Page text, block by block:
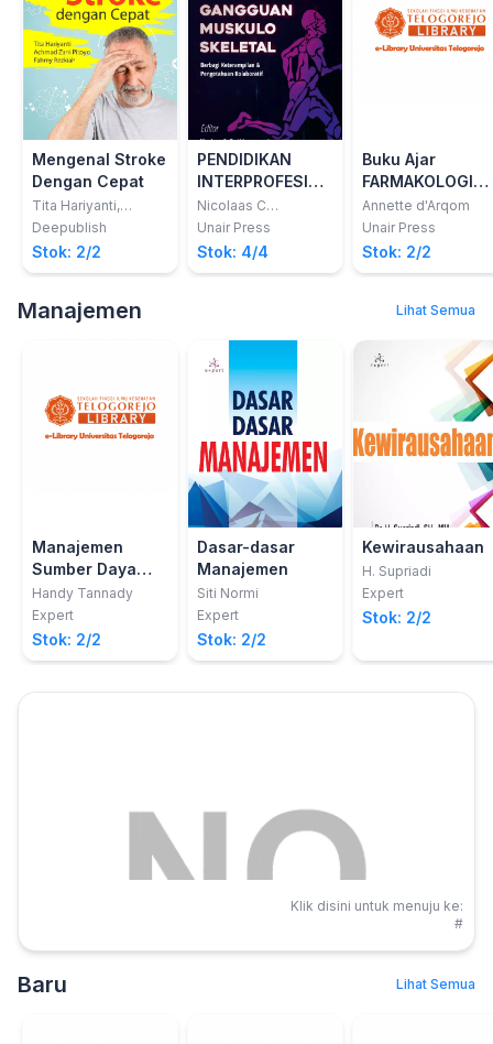
Mengenal Stroke
Dengan Cepat
Tita Hariyanti,
Achmad Zani Pitoyo
& Fahmy Rezkiah
Deepublish
Stok: 2/2
PENDIDIKAN
INTERPROFESIONAL
GANGGUAN
MUSKULOSKELETAL
Nicolaas C
Budhiparama; Nuniek
Sulistiawati; Kukuh
Dwiputra
Unair Press
Stok: 4/4
Buku Ajar
FARMAKOLOGI
DAN TERAPI I
Annette d'Arqom
Unair Press
Stok: 2/2
Manajemen Lihat Semua
Manajemen
Sumber Daya
Manusia
Handy Tannady
Expert
Stok: 2/2
Dasar-dasar
Manajemen
Siti Normi
Expert
Stok: 2/2
Kewirausahaan
H. Supriadi
Expert
Stok: 2/2
Klik disini untuk menuju ke:
#
Baru Lihat Semua